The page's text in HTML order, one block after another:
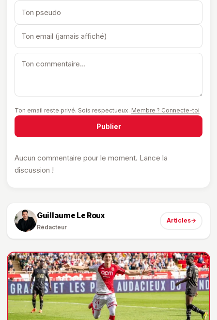
Ton email reste privé. Sois respectueux. Membre ? Connecte-toi
Publier
Aucun commentaire pour le moment. Lance la
discussion !
Guillaume Le Roux
Rédacteur
Articles→